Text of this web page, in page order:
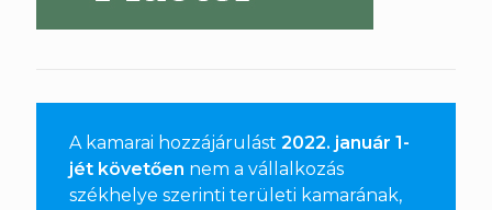
A kamarai hozzájárulást 2022. január 1-
jét követően nem a vállalkozás
székhelye szerinti területi kamarának,